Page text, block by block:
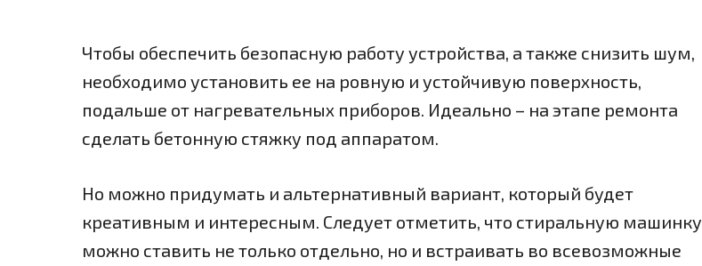
Чтобы обеспечить безопасную работу устройства, а также снизить шум,
необходимо установить ее на ровную и устойчивую поверхность,
подальше от нагревательных приборов. Идеально – на этапе ремонта
сделать бетонную стяжку под аппаратом.
Но можно придумать и альтернативный вариант, который будет
креативным и интересным. Следует отметить, что стиральную машинку
можно ставить не только отдельно, но и встраивать во всевозможные